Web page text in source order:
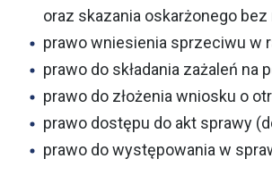
oraz skazania oskarżonego bez
prawo wniesienia sprzeciwu w
prawo do składania zażaleń
prawo do złożenia wniosku o
prawo dostępu do akt sprawy
prawo do występowania w